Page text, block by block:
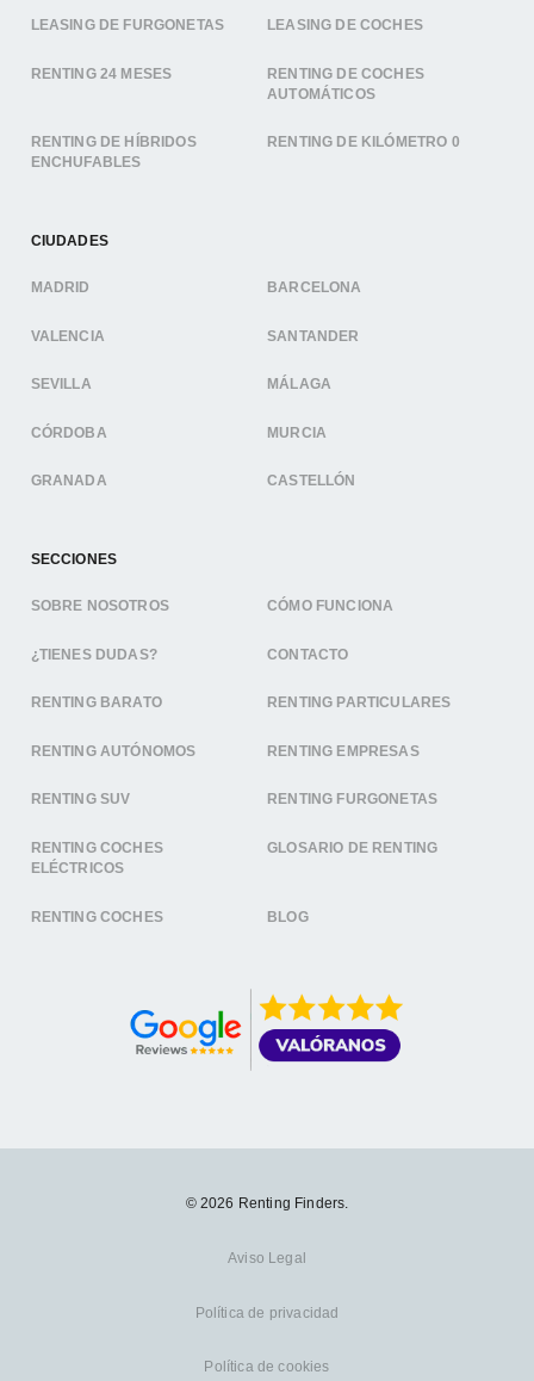
LEASING DE FURGONETAS LEASING DE COCHES
RENTING 24 MESES
RENTING DE COCHES
AUTOMÁTICOS
RENTING DE HÍBRIDOS
ENCHUFABLES
RENTING DE KILÓMETRO 0
CIUDADES
MADRID BARCELONA
VALENCIA SANTANDER
SEVILLA MÁLAGA
CÓRDOBA MURCIA
GRANADA CASTELLÓN
SECCIONES
SOBRE NOSOTROS CÓMO FUNCIONA
¿TIENES DUDAS? CONTACTO
RENTING BARATO RENTING PARTICULARES
RENTING AUTÓNOMOS RENTING EMPRESAS
RENTING SUV RENTING FURGONETAS
RENTING COCHES
ELÉCTRICOS
GLOSARIO DE RENTING
RENTING COCHES BLOG
© 2026 Renting Finders.
Aviso Legal
Política de privacidad
Política de cookies